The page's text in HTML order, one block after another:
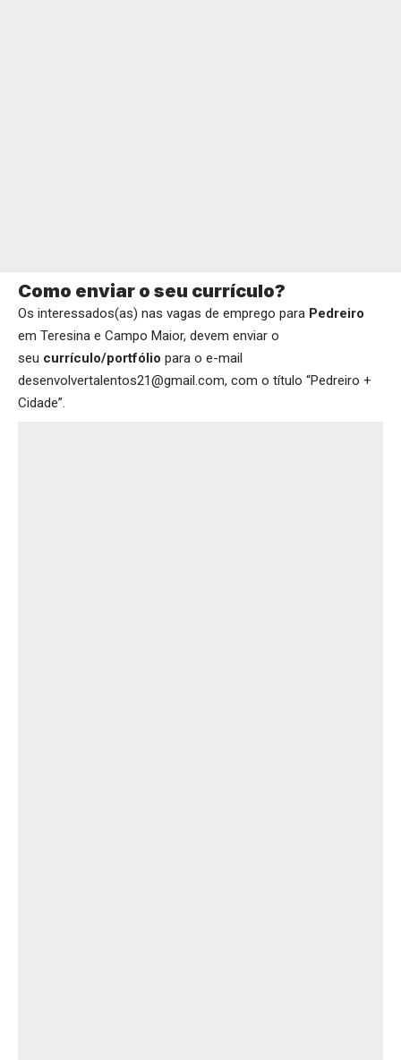
Como enviar o seu currículo?
Os interessados(as) nas vagas de emprego para Pedreiro
em Teresina e Campo Maior, devem enviar o
seu currículo/portfólio para o e-mail
desenvolvertalentos21@gmail.com, com o título “Pedreiro +
Cidade”.